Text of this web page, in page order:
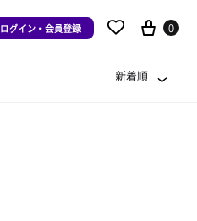
ログイン・会員登録 0
新着順